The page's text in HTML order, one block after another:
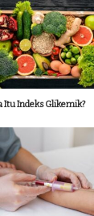
Itu Indeks Glikemik?